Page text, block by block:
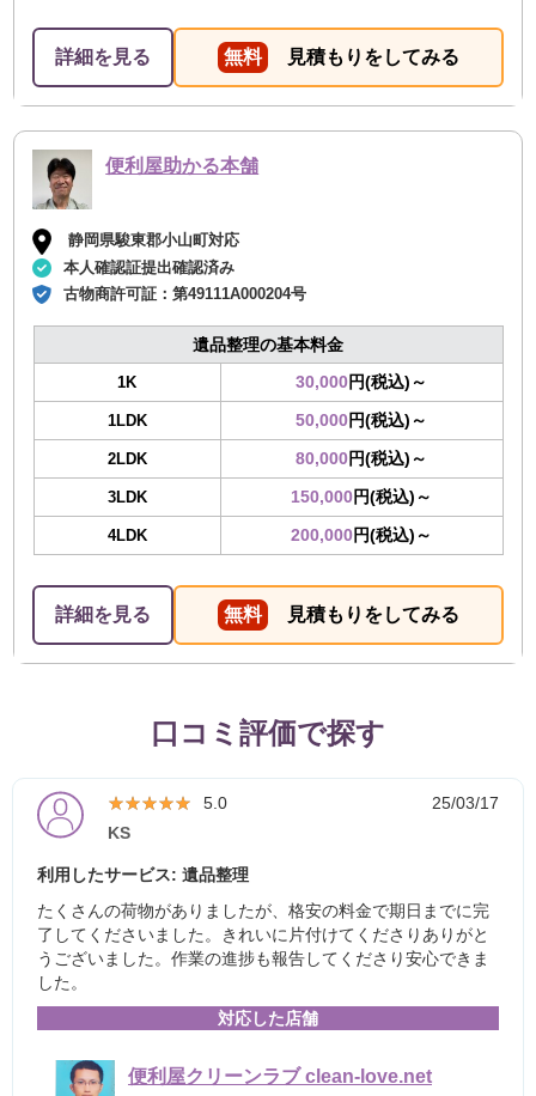
詳細を見る 無料 見積もりをしてみる
便利屋助かる本舗
静岡県駿東郡小山町対応
本人確認証提出確認済み
古物商許可証：第49111A000204号
遺品整理の基本料金
1K 30,000円(税込)～
1LDK 50,000円(税込)～
2LDK 80,000円(税込)～
3LDK 150,000円(税込)～
4LDK 200,000円(税込)～
詳細を見る 無料 見積もりをしてみる
口コミ評価で探す
★★★★★
★★★★★ 5.0
25/03/17
KS
利用したサービス: 遺品整理
たくさんの荷物がありましたが、格安の料金で期日までに完
了してくださいました。きれいに片付けてくださりありがと
うございました。作業の進捗も報告してくださり安心できま
した。
対応した店舗
便利屋クリーンラブ clean-love.net